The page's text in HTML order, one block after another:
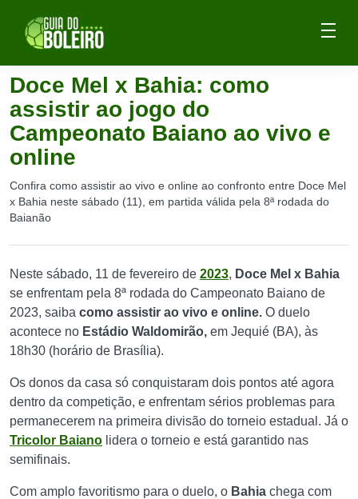
Doce Mel x Bahia: como
assistir ao jogo do
Campeonato Baiano ao vivo e
online
Confira como assistir ao vivo e online ao confronto entre Doce Mel
x Bahia neste sábado (11), em partida válida pela 8ª rodada do
Baianão
Neste sábado, 11 de fevereiro de 2023, Doce Mel x Bahia
se enfrentam pela 8ª rodada do Campeonato Baiano de
2023, saiba como assistir ao vivo e online. O duelo
acontece no Estádio Waldomirão, em Jequié (BA), às
18h30 (horário de Brasília).
Os donos da casa só conquistaram dois pontos até agora
dentro da competição, e enfrentam sérios problemas para
permanecerem na primeira divisão do torneio estadual. Já o
Tricolor Baiano lidera o torneio e está garantido nas
semifinais.
Com amplo favoritismo para o duelo, o Bahia chega com